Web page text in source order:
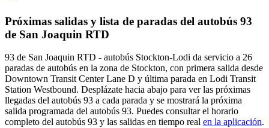
Próximas salidas y lista de paradas del autobús 93
de San Joaquin RTD
93 de San Joaquin RTD - autobús Stockton-Lodi da servicio a 26
paradas de autobús en la zona de Stockton, con primera salida desde
Downtown Transit Center Lane D y última parada en Lodi Transit
Station Westbound. Desplázate hacia abajo para ver las próximas
llegadas del autobús 93 a cada parada y se mostrará la próxima
salida programada del autobús 93. Puedes consultar el horario
completo del autobús 93 y las salidas en tiempo real en la aplicación.